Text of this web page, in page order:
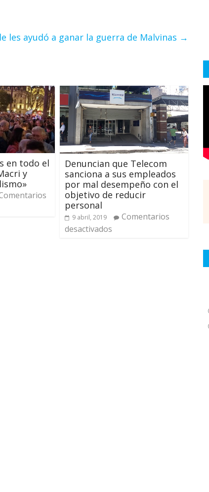
les ayudó a ganar la guerra de Malvinas →
en todo el
y
Denuncian que Telecom
sanciona a sus empleados
por mal desempeño con el
objetivo de reducir
personal
9 abril, 2019
Comentarios
desactivados